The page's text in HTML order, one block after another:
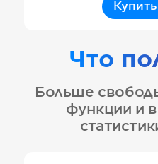
Что
Больше
функции и